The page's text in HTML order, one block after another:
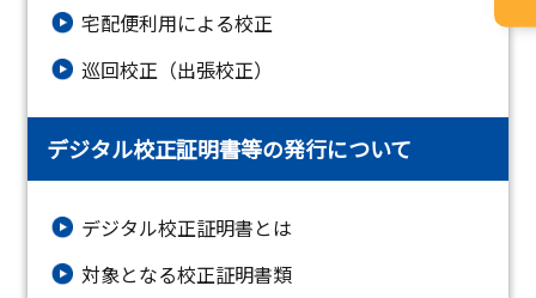
宅配便利用による校正
巡回校正（出張校正）
デジタル校正証明書等の発行について
デジタル校正証明書とは
対象となる校正証明書類